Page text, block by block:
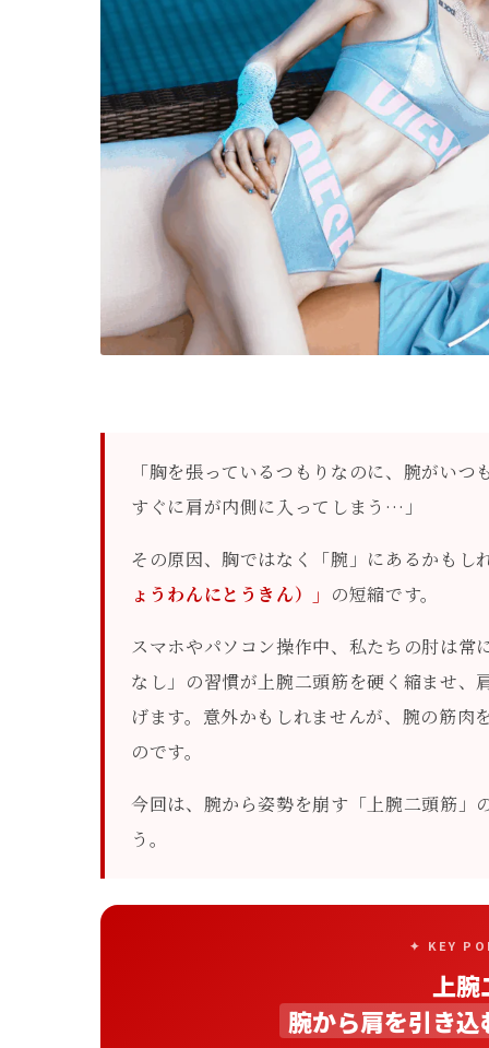
「胸を張っているつもりなのに、腕がい
すぐに肩が内側に入ってしまう…」
その原因、胸ではなく「腕」にあるかもし
ょうわんにとうきん）」 の短縮です。
スマホやパソコン操作中、私たちの肘は常
なし」の習慣が上腕二頭筋を硬く縮ませ、
げます。意外かもしれませんが、腕の筋肉
のです。
今回は、腕から姿勢を崩す「上腕二頭筋」
う。
✦ KEY
上腕
腕から肩を引き込